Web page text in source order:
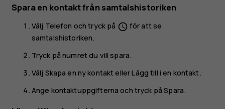
Spara en kontakt från samtalshistoriken
Välj Telefon och tryck på schedule för att se
samtalshistoriken.
Tryck på numret du vill spara.
Välj Skapa en ny kontakt ellerLägg till i en kontakt.
Ange kontaktuppgifterna och tryck påSpara.